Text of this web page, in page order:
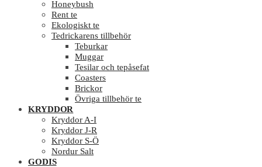
Honeybush
Rent te
Ekologiskt te
Tedrickarens tillbehör
Teburkar
Muggar
Tesilar och tepåsefat
Coasters
Brickor
Övriga tillbehör te
KRYDDOR
Kryddor A-I
Kryddor J-R
Kryddor S-Ö
Nordur Salt
GODIS